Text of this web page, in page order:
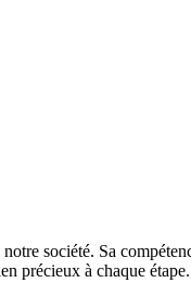
société. Sa
précieux à chaque